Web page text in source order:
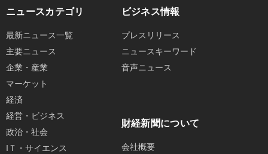
ニュースカテゴリ
最新ニュース一覧
主要ニュース
企業・産業
マーケット
経済
経営・ビジネス
政治・社会
IＴ・サイエンス
ビジネス情報
プレスリリース
ニュースキーワード
音声ニュース
財経新聞について
会社概要